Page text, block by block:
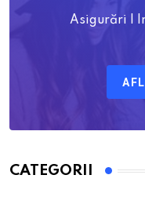
Asigurări |
CATEGORII